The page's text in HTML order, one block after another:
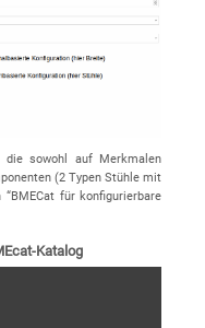
die sowohl auf Merkmalen
(2 Typen Stühle mit
für konfigurierbare
Katalog